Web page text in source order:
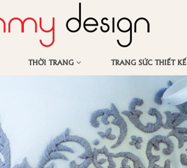
THỜI TRANG
TRANG SỨC THIẾT